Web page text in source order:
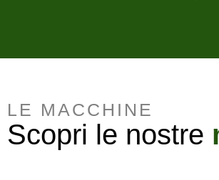
LE MACCHINE
Scopri le nostre